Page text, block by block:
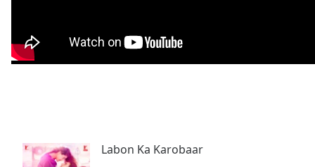
TypeLIVE
Seek to
Labon Ka Karobaar